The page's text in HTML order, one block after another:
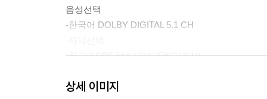
음성선택
-한국어 DOLBY DIGITAL 5.1 CH
-한글(KOREAN) / 영어(ENGLISH)
[예고편] (01:39)
상세 이미지